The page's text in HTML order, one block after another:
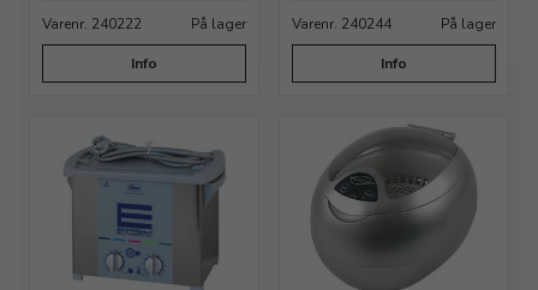
Varenr. 240222
På lager
Info
Varenr. 240244 På lager
Info